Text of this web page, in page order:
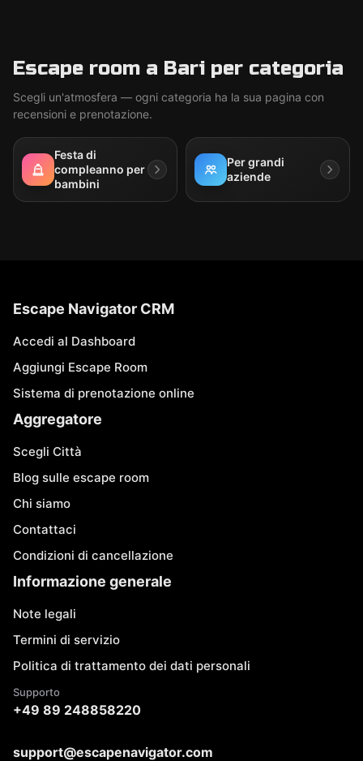
Escape room a Bari per categoria
Scegli un'atmosfera — ogni categoria ha la sua pagina con
recensioni e prenotazione.
Festa di
compleanno per
bambini
Per grandi
aziende
Escape Navigator CRM
Accedi al Dashboard
Aggiungi Escape Room
Sistema di prenotazione online
Aggregatore
Scegli Città
Blog sulle escape room
Chi siamo
Contattaci
Condizioni di cancellazione
Informazione generale
Note legali
Termini di servizio
Politica di trattamento dei dati personali
Supporto
+49 89 248858220
support@escapenavigator.com